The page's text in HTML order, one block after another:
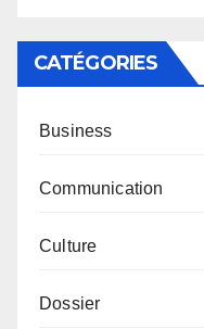
CATÉGORIES
Business
Communication
Culture
Dossier